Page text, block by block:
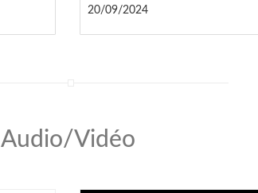
20/09/2024
Audio/Vidéo